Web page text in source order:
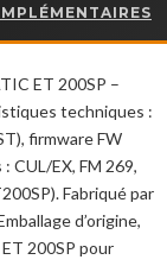
ET 200SP –
techniques :
firmware FW
CUL/EX, FM 269,
Fabriqué par
d’origine,
200SP pour